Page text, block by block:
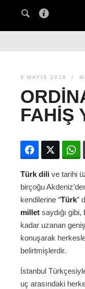
9 MAYIS 2016
FAHIŞ
FacebookTwitter
Türk dili ve tarihi
birçoğu
kendilerine “Türk”
millet saydığı gibi,
kadar uzanan
konuşarak
belirtmişlerdir.
İstanbul
uç arasındaki